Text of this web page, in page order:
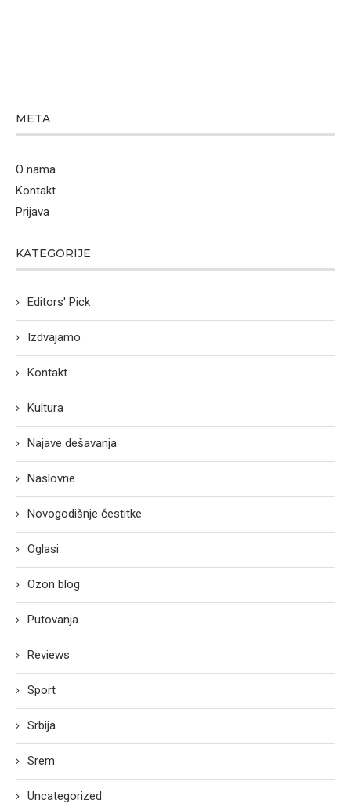
META
O nama
Kontakt
Prijava
KATEGORIJE
Editors' Pick
Izdvajamo
Kontakt
Kultura
Najave dešavanja
Naslovne
Novogodišnje čestitke
Oglasi
Ozon blog
Putovanja
Reviews
Sport
Srbija
Srem
Uncategorized